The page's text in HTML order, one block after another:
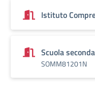
Istituto
Scuola
SOMM81201N